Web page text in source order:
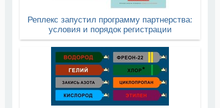
Реплекс запустил программу партнерства:
условия и порядок регистрации